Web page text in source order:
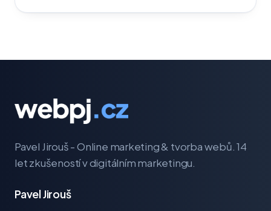
Pavel Jirouš - Online marketing & tvorba webů. 14
let zkušeností v digitálním marketingu.
Pavel Jirouš